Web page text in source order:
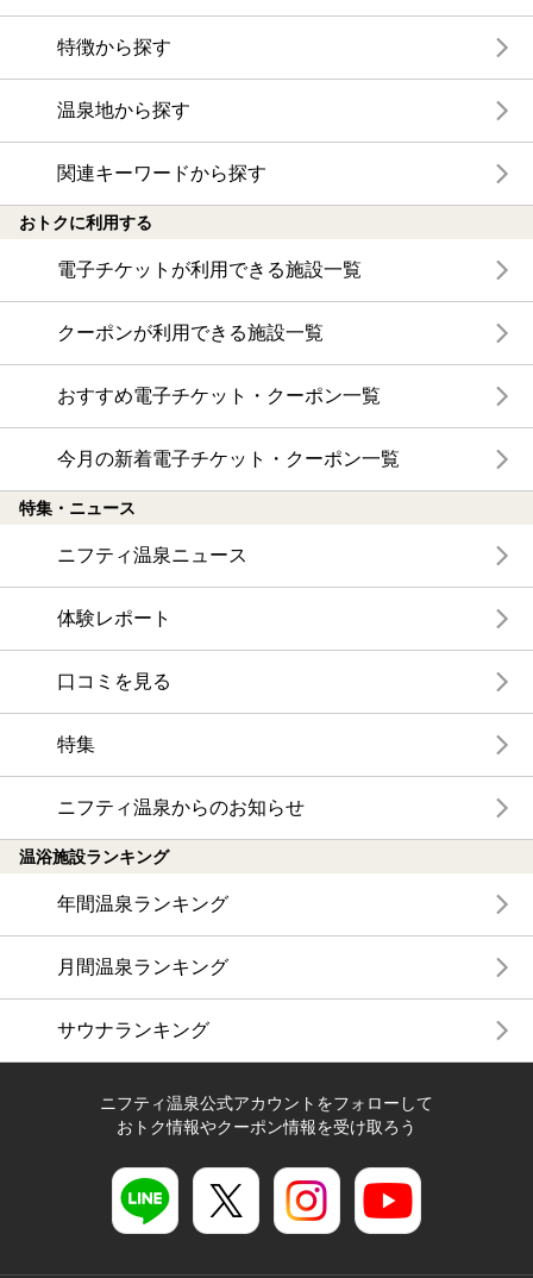
特徴から探す
温泉地から探す
関連キーワードから探す
おトクに利用する
電子チケットが利用できる施設一覧
クーポンが利用できる施設一覧
おすすめ電子チケット・クーポン一覧
今月の新着電子チケット・クーポン一覧
特集・ニュース
ニフティ温泉ニュース
体験レポート
口コミを見る
特集
ニフティ温泉からのお知らせ
温浴施設ランキング
年間温泉ランキング
月間温泉ランキング
サウナランキング
ニフティ温泉公式アカウントをフォローして
おトク情報やクーポン情報を受け取ろう